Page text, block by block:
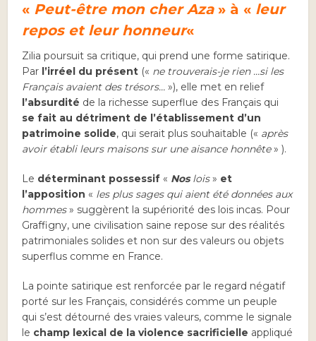
« Peut-être mon cher Aza» à « leur
repos et leur honneur«
Zilia poursuit sa critique, qui prend une forme satirique.
Par l’irréel du présent (« ne trouverais-je rien …si les
Français avaient des trésors…»), elle met en relief
l’absurdité de la richesse superflue des Français qui
se fait au détriment de l’établissement d’un
patrimoine solide, qui serait plus souhaitable (« après
avoir établi leurs maisons sur une aisance honnête» ).
Le déterminant possessif « Noslois» et
l’apposition « les plus sages qui aient été données aux
hommes» suggèrent la supériorité des lois incas. Pour
Graffigny, une civilisation saine repose sur des réalités
patrimoniales solides et non sur des valeurs ou objets
superflus comme en France.
La pointe satirique est renforcée par le regard négatif
porté sur les Français, considérés comme un peuple
qui s’est détourné des vraies valeurs, comme le signale
le champ lexical de la violence sacrificielle appliqué